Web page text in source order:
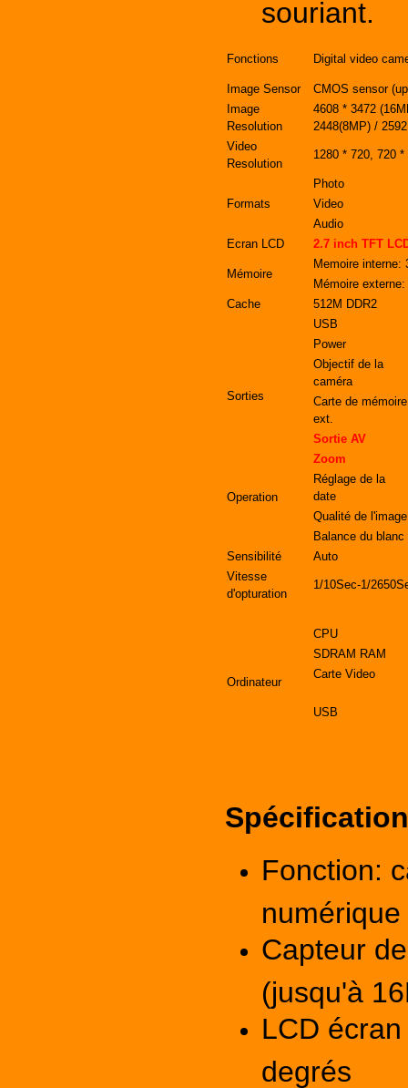
souriant.
Fonctions Digital video
Image Sensor
CMOS sensor
Image
Resolution
4608 * 3472
2448(8MP) /
Video
Resolution
1280 * 720, 720
Formats
Photo
Video
Audio
Ecran LCD
2.7 inch TFT
Mémoire
Memoire interne:
Mémoire
Cache
512M DDR2
Sorties
USB
Power
Objectif de la
caméra
Carte de mémoire
ext.
Sortie AV
Operation
Zoom
Réglage de la
date
Qualité de l'image
Balance du blanc
Sensibilité
Auto
Vitesse
d'opturation
1/10Sec-1/
Ordinateur
CPU
SDRAM RAM
Carte Video
USB
Fonction:
numérique
Capteur
(jusqu'à
LCD
degrés